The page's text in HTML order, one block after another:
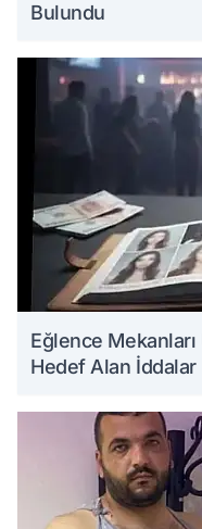
Bulundu
Eğlence Mekanları
Hedef Alan İddalar